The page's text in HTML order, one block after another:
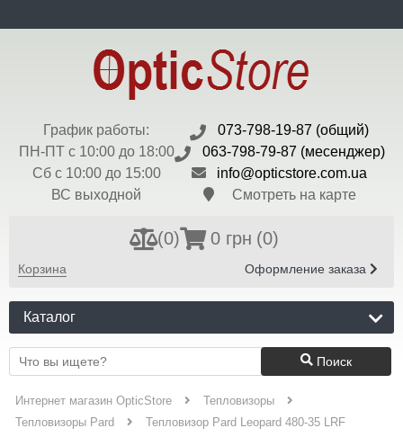
$ - 45 грн
Регистрация
График работы:
ПН-ПТ с 10:00 до 18:00
Сб с 10:00 до 15:00
ВС выходной
073-798-19-87 (общий)
063-798-79-87 (месенджер)
info@opticstore.com.ua
Смотреть на карте
(0) 0 грн (0)
Корзина Оформление заказа
Каталог
Поиск
Интернет магазин OpticStore
Тепловизоры
Тепловизоры Pard
Тепловизор Pard Leopard 480-35 LRF